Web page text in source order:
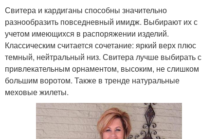
Свитера и кардиганы способны значительно
разнообразить повседневный имидж. Выбирают их с
учетом имеющихся в распоряжении изделий.
Классическим считается сочетание: яркий верх плюс
темный, нейтральный низ. Свитера лучше выбирать с
привлекательным орнаментом, высоким, не слишком
большим воротом. Также в тренде натуральные
меховые жилеты.